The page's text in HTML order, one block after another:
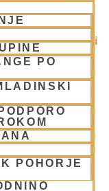
PO
POHORJE
iz preteklosti
(1)
(9)